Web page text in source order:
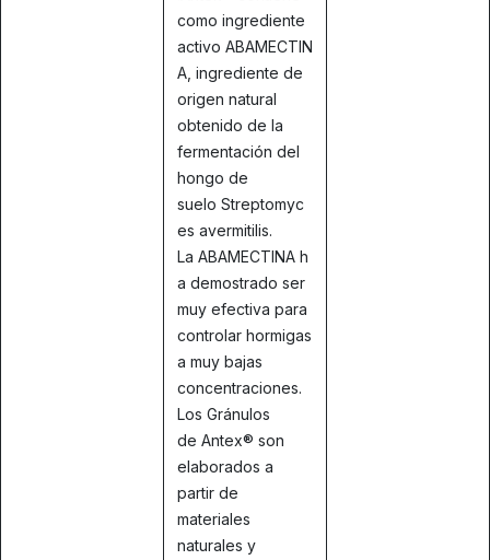
como ingrediente
activo ABAMECTIN
A, ingrediente de
origen natural
obtenido de la
fermentación del
hongo de
suelo Streptomyc
es avermitilis.
La ABAMECTINA h
a demostrado ser
muy efectiva para
controlar hormigas
a muy bajas
concentraciones.
Los Gránulos
de Antex® son
elaborados a
partir de
materiales
naturales y